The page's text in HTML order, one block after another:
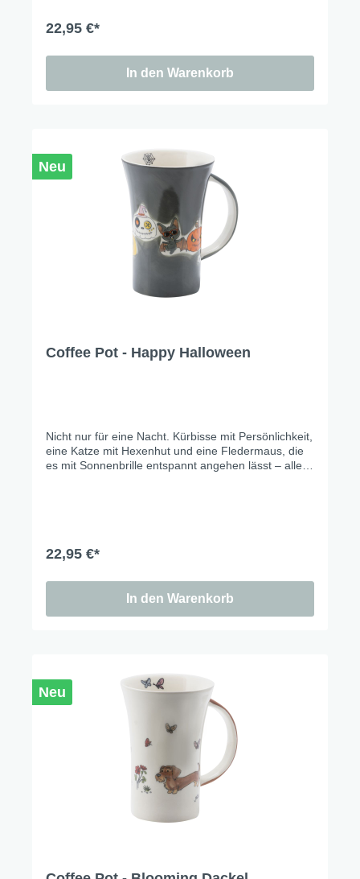
22,95 €*
In den Warenkorb
Neu
Coffee Pot - Happy Halloween
Nicht nur für eine Nacht. Kürbisse mit Persönlichkeit,
eine Katze mit Hexenhut und eine Fledermaus, die
es mit Sonnenbrille entspannt angehen lässt – alles
22,95 €*
In den Warenkorb
Neu